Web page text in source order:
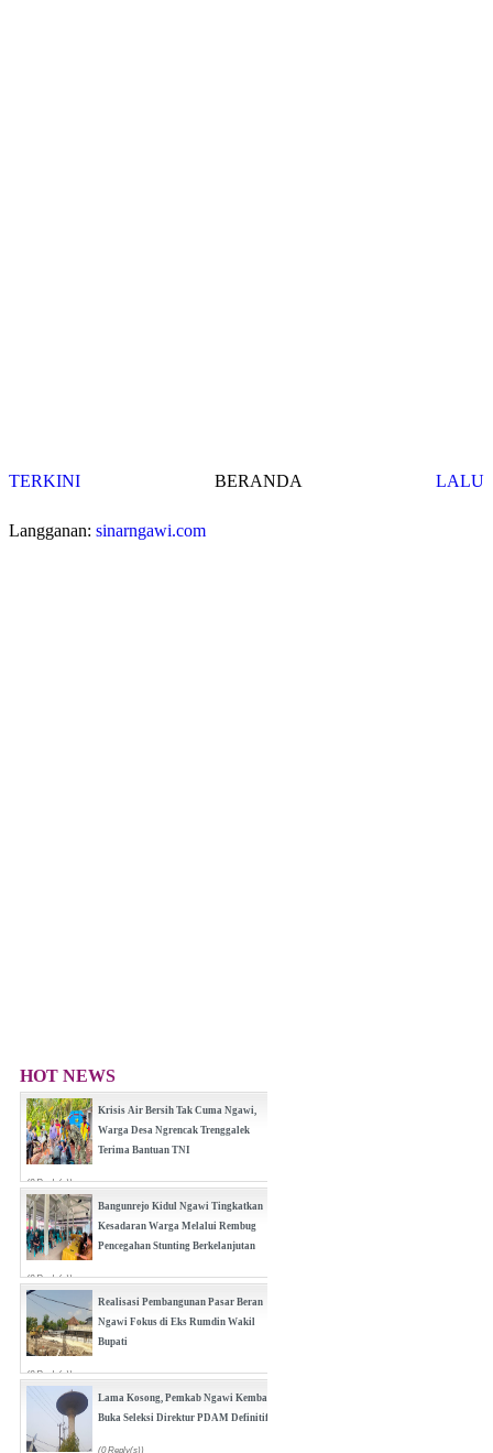
TERKINI LALU
BERANDA
Langganan: sinarngawi.com
HOT NEWS
Krisis Air Bersih Tak Cuma Ngawi,
Warga Desa Ngrencak Trenggalek
Terima Bantuan TNI
(0 Reply(s))
Bangunrejo Kidul Ngawi Tingkatkan
Kesadaran Warga Melalui Rembug
Pencegahan Stunting Berkelanjutan
(0 Reply(s))
Realisasi Pembangunan Pasar Beran
Ngawi Fokus di Eks Rumdin Wakil
Bupati
(0 Reply(s))
Lama Kosong, Pemkab Ngawi Kembali
Buka Seleksi Direktur PDAM Definitif
(0 Reply(s))